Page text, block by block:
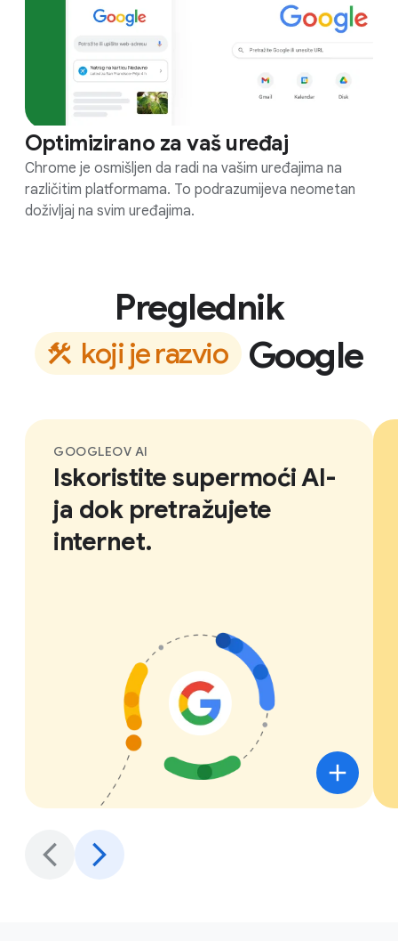
Optimizirano za vaš uređaj
Chrome je osmišljen da radi na vašim uređajima na
različitim platformama. To podrazumijeva neometan
doživljaj na svim uređajima.
Preglednik
koji jerazvio Google
GOOGLEOV AI
Iskoristite supermoći AI-
ja dok pretražujete
internet.